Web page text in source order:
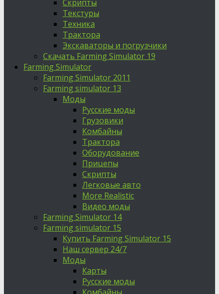
Скрипты
Текстуры
Техника
Трактора
Экскаваторы и погрузчики
Скачать Farming Simulator 19
Farming Simulator
Farming Simulator 2011
Farming simulator 13
Моды
Русские моды
Грузовики
Комбайны
Трактора
Оборудование
Прицепы
Скрипты
Легковые авто
More Realistic
Видео моды
Farming Simulator 14
Farming simulator 15
Купить Farming Simulator 15
Наш сервер 24/7
Моды
Карты
Русские моды